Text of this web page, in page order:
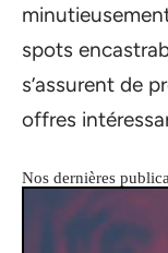
spots
s’assurent de
offres
Nos dernières